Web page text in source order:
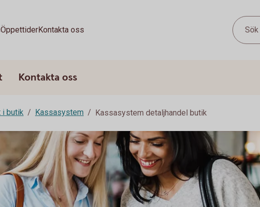
ÖppettiderKontakta oss Sök
Kontakta oss
i butik Kassasystem Kassasystem detaljhandel butik